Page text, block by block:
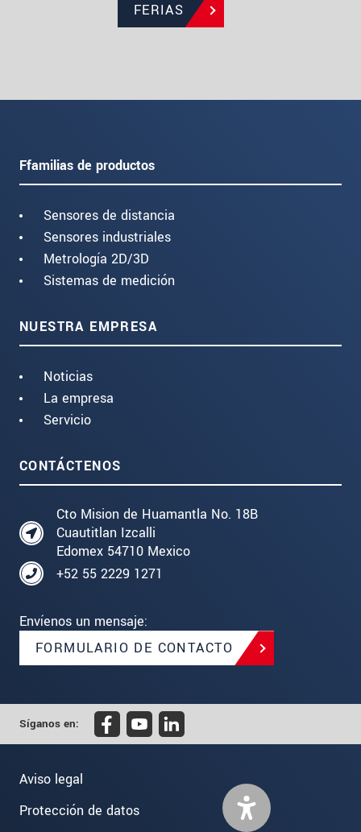
FERIAS
Ffamilias de productos
Sensores de distancia
Sensores industriales
Metrología 2D/3D
Sistemas de medición
NUESTRA EMPRESA
Noticias
La empresa
Servicio
CONTÁCTENOS
Cto Mision de Huamantla No. 18B
Cuautitlan Izcalli
Edomex 54710 Mexico
+52 55 2229 1271
Envíenos un mensaje:
FORMULARIO DE CONTACTO
Síganos en:
Aviso legal
Protección de datos